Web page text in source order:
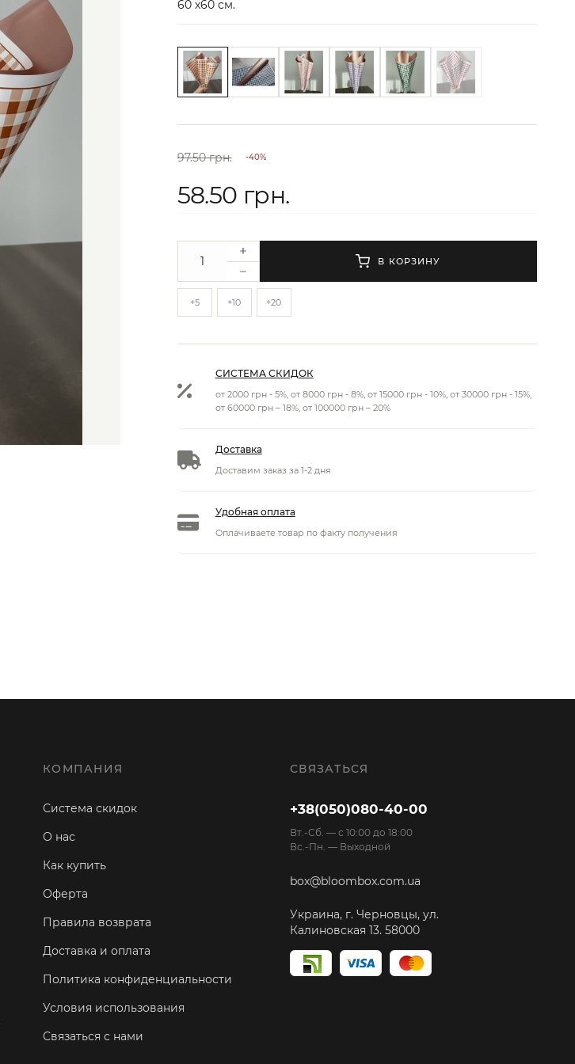
60 х60 см.
97.50 грн. -40%
58.50 грн.
+5 +10 +20
В КОРЗИНУ
СИСТЕМА СКИДОК
от 2000 грн - 5%, от 8000 грн - 8%, от 15000 грн - 10%, от 30000 грн - 15%,
от 60000 грн – 18%, от 100000 грн – 20%
Доставка
Доставим заказ за 1-2 дня
Удобная оплата
Оплачиваете товар по факту получения
КОМПАНИЯ
Система скидок
О нас
Как купить
Оферта
Правила возврата
Доставка и оплата
Политика конфиденциальности
Условия использования
Связаться с нами
СВЯЗАТЬСЯ
+38(050)080-40-00
Вт.-Cб. — с 10:00 до 18:00
Вс.-Пн. — Выходной
box@bloombox.com.ua
Украина, г. Черновцы, ул.
Калиновская 13. 58000